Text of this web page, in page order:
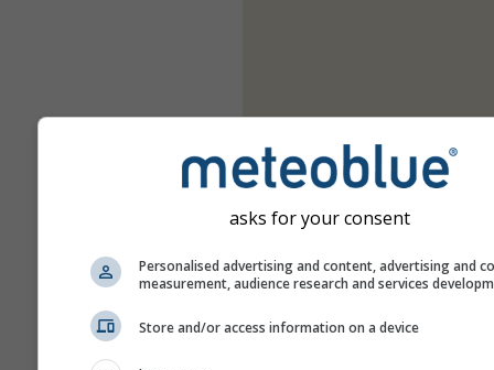
asks for your consent
Personalised advertising and content, advertising and
measurement, audience research and services
Store and/or access information on a device